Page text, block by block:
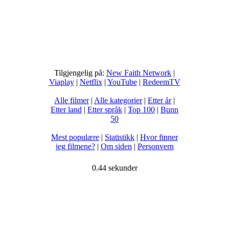
Tilgjengelig på: New Faith Network |
Viaplay| Netflix| YouTube| RedeemTV
Alle filmer| Alle kategorier| Etter år|
Etter land | Etter språk | Top 100 | Bunn
50
Mest populære | Statistikk | Hvor finner
jeg filmene?| Om siden| Personvern
0.44 sekunder